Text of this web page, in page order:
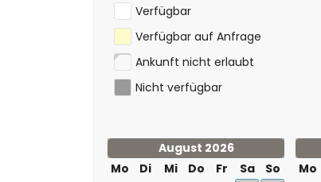
Verfügbar
Verfügbar auf Anfrage
Ankunft nicht erlaubt
Nicht verfügbar
August 2026
Mo
Di Mi Do Fr Sa So
Mo